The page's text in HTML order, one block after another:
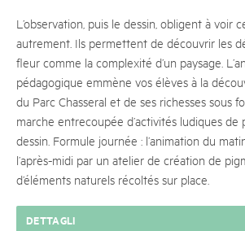
L’observation, puis le dessin, obligent à voir
autrement. Ils permettent de découvrir les
fleur comme la complexité d’un paysage.
pédagogique emmène vos élèves à la
du Parc Chasseral et de ses richesses sous
marche entrecoupée d’activités ludiques
dessin. Formule journée : l’animation du
l’après-midi par un atelier de création de
d’éléments naturels récoltés sur place.
DETTAGLI